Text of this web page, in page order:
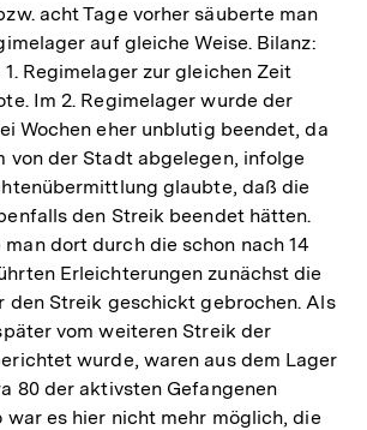
acht Tage vorher säuberte man
auf gleiche Weise. Bilanz:
Regimelager zur gleichen Zeit
Im 2. Regimelager wurde der
Wochen eher unblutig beendet, da
von der Stadt abgelegen, infolge
glaubte, daß die
den Streik beendet hätten.
dort durch die schon nach 14
Erleichterungen zunächst die
den Streik geschickt gebrochen. Als
vom weiteren Streik der
wurde, waren aus dem Lager
80 der aktivsten Gefangenen
war es hier nicht mehr möglich, die